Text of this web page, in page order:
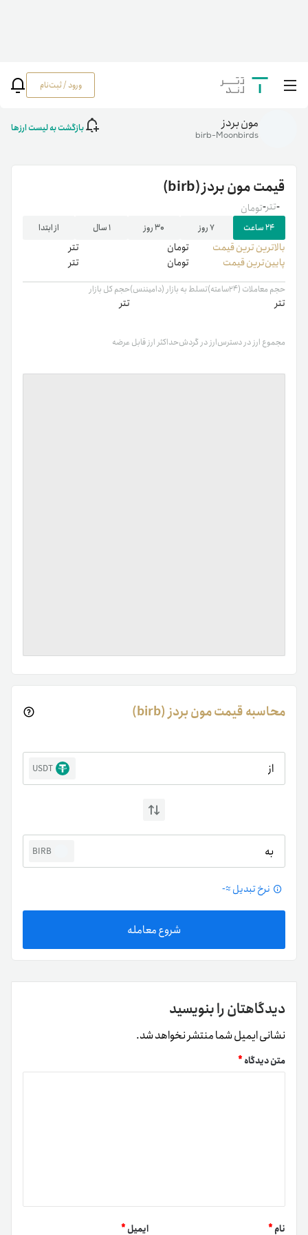
ورود / ثبت‌نام خانه رمزارزها/
birb
مون بردز
birb-Moonbirds
بازگشت به لیست ارزها
قیمتمون بردز
-تومان -تتر
۲۴ ساعت ۷ روز ۳۰ روز ۱ سال از ابتدا
بالاترین ‌ترین قیمت تومان
تتر
پایین‌ترین قیمت
تومان تتر
حجم معاملات (۲۴ساعته)
تتر
تسلط به بازار (دامیننس)حجم کل بازار
تتر
مجموع ارز در دسترسارز در گردشحداکثر ارز قابل عرضه
محاسبه قیمت مون بردز (birb)
از USDT
به BIRB
نرخ تبدیل ≈-
شروع معامله
دیدگاهتان را بنویسید
نشانی ایمیل شما منتشر نخواهد شد.
متن دیدگاه*
نام* ایمیل*